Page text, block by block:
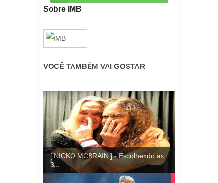
Sobre IMB
VOCÊ TAMBÉM VAI GOSTAR
[ NICKO MCBRAIN ] - Escolhendo as
3...